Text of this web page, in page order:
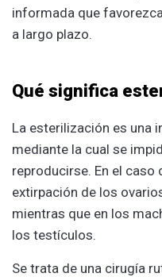
informada que
a largo plazo.
Qué significa
La esterilización es una
mediante la cual se
reproducirse. En el caso
extirpación de los
mientras que en los
los testículos.
Se trata de una cirugía